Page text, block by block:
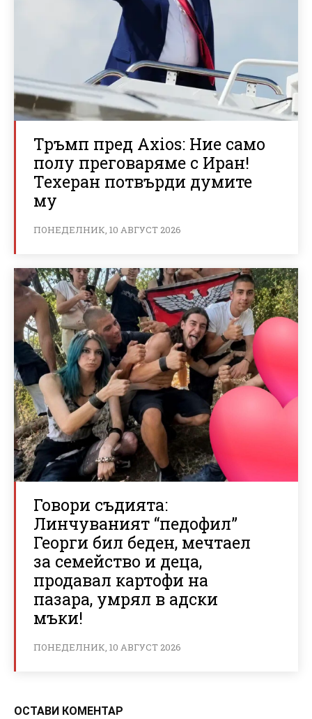
Тръмп пред Axios: Ние само
полу преговаряме с Иран!
Техеран потвърди думите
му
ПОНЕДЕЛНИК, 10 АВГУСТ 2026
Говори съдията:
Линчуваният “педофил”
Георги бил беден, мечтаел
за семейство и деца,
продавал картофи на
пазара, умрял в адски
мъки!
ПОНЕДЕЛНИК, 10 АВГУСТ 2026
ОСТАВИ КОМЕНТАР